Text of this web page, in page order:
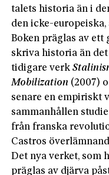
talets historia än i
den icke-
Boken präglas av ett
skriva historia än
tidigare verk
Mobilization (2007)
senare en empiriskt
sammanhållen
från franska
Castros
Det nya verket, som
präglas av djärva